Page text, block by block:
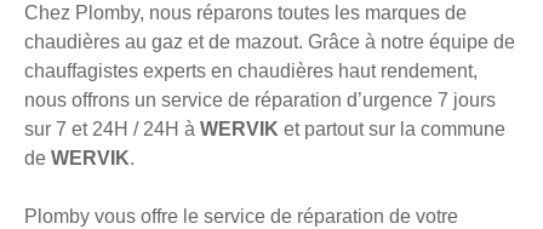
Chez Plomby, nous réparons toutes les marques de
chaudières au gaz et de mazout. Grâce à notre équipe de
chauffagistes experts en chaudières haut rendement,
nous offrons un service de réparation d’urgence 7 jours
sur 7 et 24H / 24H à WERVIK et partout sur la commune
de WERVIK.
Plomby vous offre le service de réparation de votre